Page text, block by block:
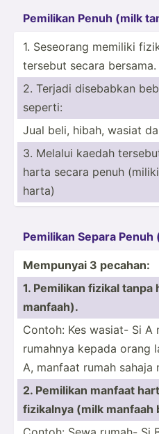
Pemilikan Penuh (milk
1. Seseorang memiliki
tersebut secara bersama.
2. Terjadi disebabkan
seperti:
Jual beli, hibah, wasiat
3. Melalui kaedah
harta secara penuh
harta)
Pemilikan Separa Penuh
Mempunyai 3 pecahan:
1. Pemilikan fizikal tanpa
manfaah).
Contoh: Kes wasiat- Si A
rumahnya kepada orang
A, manfaat rumah
2. Pemilikan manfaat
fizikalnya (milk manfaah